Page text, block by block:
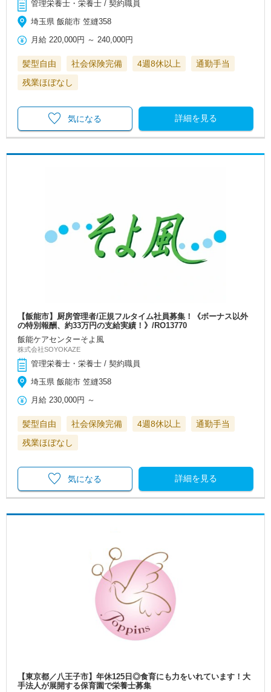
管理栄養士・栄養士 / 契約職員
埼玉県 飯能市 笠縫358
月給 220,000円 ～ 240,000円
髪型自由 社会保険完備 4週8休以上
通勤手当
残業ほぼなし
詳細を見る
気になる
【飯能市】厨房管理者/正規フルタイム社員募集！《ボーナス以外
の特別報酬、約33万円の支給実績！》/RO13770
飯能ケアセンターそよ風
株式会社SOYOKAZE
管理栄養士・栄養士 / 契約職員
埼玉県 飯能市 笠縫358
月給 230,000円 ～
髪型自由 社会保険完備 4週8休以上
通勤手当
残業ほぼなし
詳細を見る
気になる
【東京都／八王子市】年休125日◎食育にも力をいれています！大
手法人が展開する保育園で栄養士募集